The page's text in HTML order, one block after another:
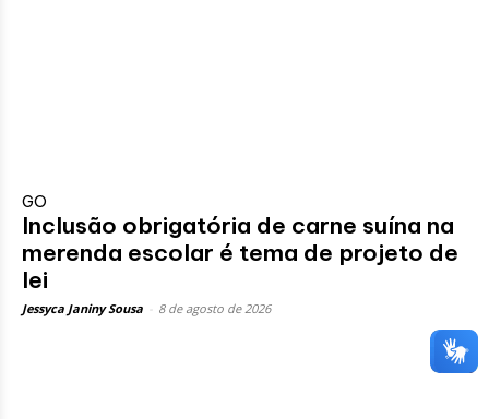
GO
Inclusão obrigatória de carne suína na
merenda escolar é tema de projeto de
lei
Jessyca Janiny Sousa 8 de agosto de 2026